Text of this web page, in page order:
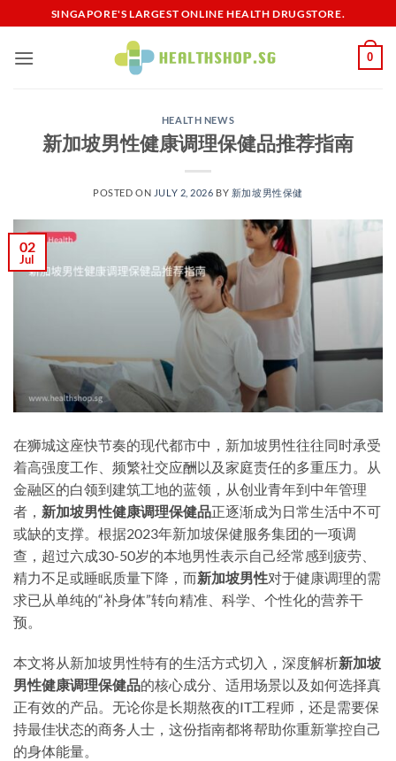
to
content
SINGAPORE'S LARGEST ONLINE HEALTH DRUGSTORE.
0
HEALTH NEWS
新加坡男性健康调理保健品推荐指南
POSTED ON JULY 2, 2026 BY 新加坡男性保健​
02
Jul
在狮城这座快节奏的现代都市中，新加坡男性往往同时承受
着高强度工作、频繁社交应酬以及家庭责任的多重压力。从
金融区的白领到建筑工地的蓝领，从创业青年到中年管理
者， 新加坡男性健康调理保健品正逐渐成为日常生活中不可
或缺的支撑。根据2023年新加坡保健服务集团的一项调
查，超过六成30-50岁的本地男性表示自己经常感到疲劳、
精力不足或睡眠质量下降，而新加坡男性对于健康调理的需
求已从单纯的“补身体”转向精准、科学、个性化的营养干
预。
本文将从新加坡男性特有的生活方式切入，深度解析新加坡
男性健康调理保健品的核心成分、适用场景以及如何选择真
正有效的产品。无论你是长期熬夜的IT工程师，还是需要保
持最佳状态的商务人士，这份指南都将帮助你重新掌控自己
的身体能量。